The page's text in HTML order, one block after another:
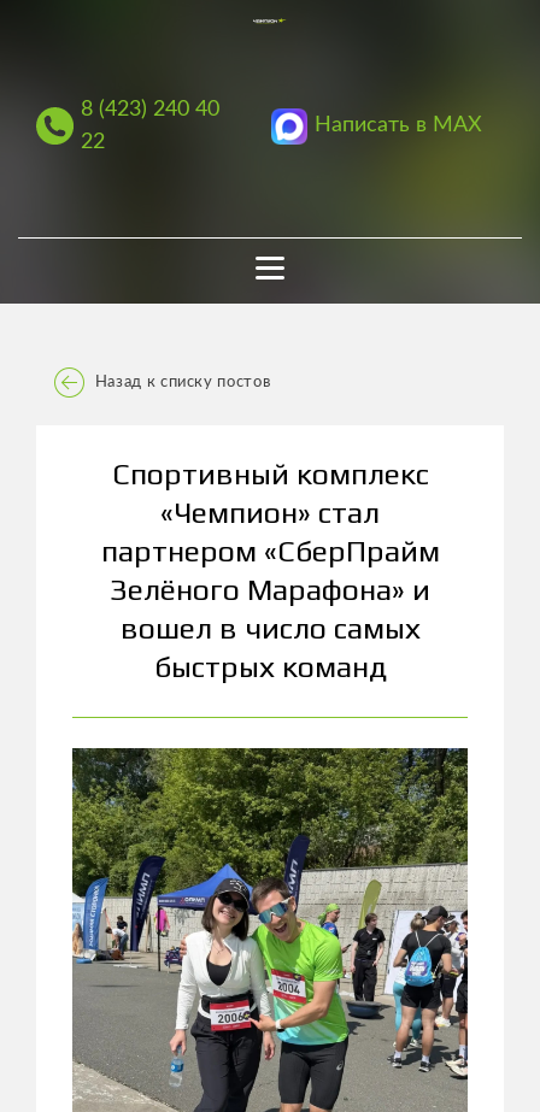
8 (423) 240 40
22
Написать в MAX
Назад к списку постов
Спортивный комплекс
«Чемпион» стал
партнером «СберПрайм
Зелёного Марафона» и
вошел в число самых
быстрых команд